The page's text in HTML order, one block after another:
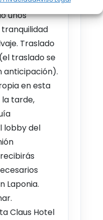
unos
Traslado
traslado se
anticipación).
en esta
tarde,
lobby del
Laponia.
Claus Hotel